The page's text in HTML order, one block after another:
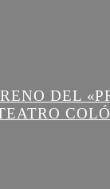
DEL